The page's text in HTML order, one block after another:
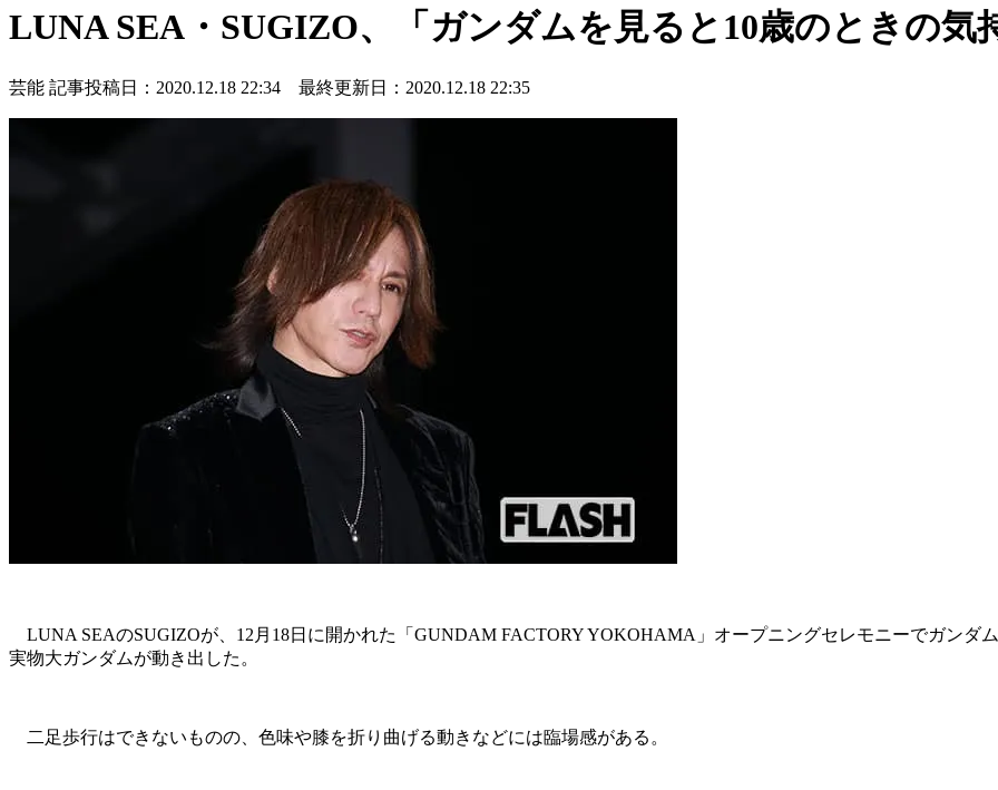
LUNA SEA・SUGIZO、「ガンダムを見ると10歳のときの気
芸能 記事投稿日：2020.12.18 22:34 最終更新日：2020.12.18 22:35
LUNA SEAのSUGIZOが、12月18日に開かれた「GUNDAM FACTORY YOKOHAMA」オープニングセレモニーでガンダ
実物大ガンダムが動き出した。
二足歩行はできないものの、色味や膝を折り曲げる動きなどには臨場感がある。